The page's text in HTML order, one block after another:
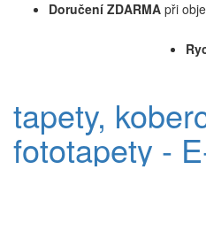
Doručení ZDARMA při
tapety,
fototapety -